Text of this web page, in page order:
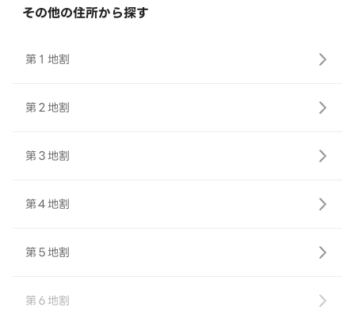
その他の住所から探す
第１地割
第２地割
第３地割
第４地割
第５地割
第６地割